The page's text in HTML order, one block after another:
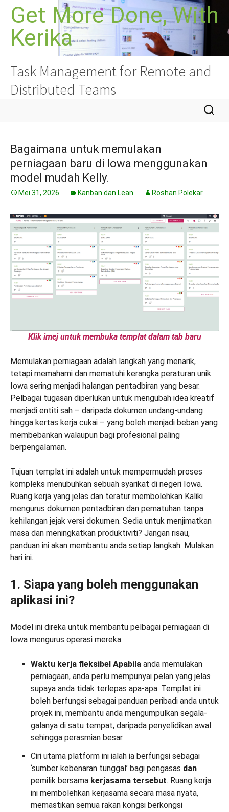
Langkau
kandungan
Get More Done, With
Kerika
Task Management for Remote and
Distributed Teams
Cari:
Bagaimana untuk memulakan
perniagaan baru di Iowa menggunakan
model mudah Kelly.
Mei 31, 2026 Kanban dan Lean Roshan Polekar
Klik imej untuk membuka templat dalam tab baru
Memulakan perniagaan adalah langkah yang menarik,
tetapi memahami dan mematuhi kerangka peraturan unik
Iowa sering menjadi halangan pentadbiran yang besar.
Pelbagai tugasan diperlukan untuk mengubah idea kreatif
menjadi entiti sah – daripada dokumen undang-undang
hingga kertas kerja cukai – yang boleh menjadi beban yang
membebankan walaupun bagi profesional paling
berpengalaman.
Tujuan templat ini adalah untuk mempermudah proses
kompleks menubuhkan sebuah syarikat di negeri Iowa.
Ruang kerja yang jelas dan teratur membolehkan Kaliki
mengurus dokumen pentadbiran dan pematuhan tanpa
kehilangan jejak versi dokumen. Sedia untuk menjimatkan
masa dan meningkatkan produktiviti? Jangan risau,
panduan ini akan membantu anda setiap langkah. Mulakan
hari ini.
1. Siapa yang boleh menggunakan
aplikasi ini?
Model ini direka untuk membantu pelbagai perniagaan di
Iowa mengurus operasi mereka:
Waktu kerja fleksibel Apabila anda memulakan
perniagaan, anda perlu mempunyai pelan yang jelas
supaya anda tidak terlepas apa-apa. Templat ini
boleh berfungsi sebagai panduan peribadi anda untuk
projek ini, membantu anda mengumpulkan segala-
galanya di satu tempat, daripada penyelidikan awal
sehingga perasmian besar.
Ciri utama platform ini ialah ia berfungsi sebagai
‘sumber kebenaran tunggal’ bagi pengasas dan
pemilik bersama kerjasama tersebut. Ruang kerja
ini membolehkan kerjasama secara masa nyata,
memastikan semua rakan kongsi berkongsi